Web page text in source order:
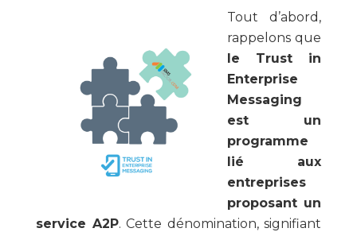
Tout d’abord,
rappelons que
le Trust in
Enterprise
Messaging
est un
programme
lié aux
entreprises
proposant un
service A2P. Cette dénomination, signifiant